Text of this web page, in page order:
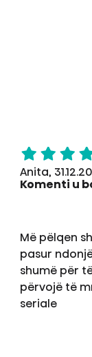
Anita,
Komenti u
Më pëlqen
pasur
shumë për
përvojë të
seriale